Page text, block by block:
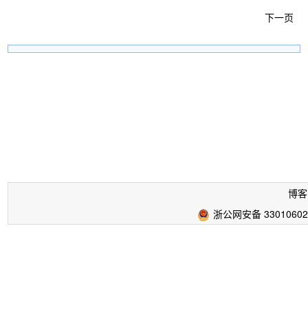
下一页
博
浙公网安备